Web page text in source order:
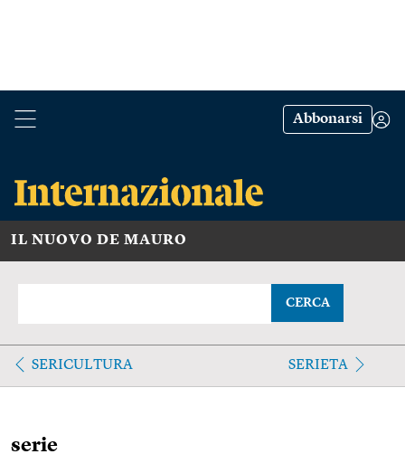
Abbonarsi
IL NUOVO DE MAURO
CERCA
SERICULTURA SERIETA
serie